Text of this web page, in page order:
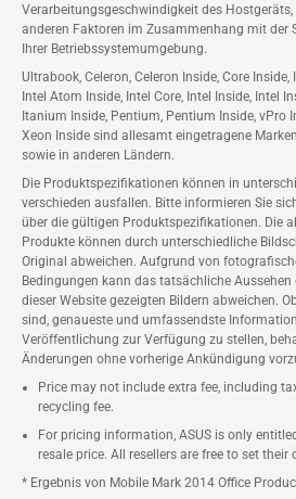
Verarbeitungsgeschwindigkeit des
anderen Faktoren im Zusammenhang mit der
Ihrer Betriebssystemumgebung.
Ultrabook, Celeron, Celeron Inside, Core
Intel Atom Inside, Intel Core, Intel Inside, Intel
Itanium Inside, Pentium, Pentium Inside, vPro
Xeon Inside sind allesamt eingetragene
sowie in anderen Ländern.
Die Produktspezifikationen können in
verschieden ausfallen. Bitte informieren Sie
über die gültigen Produktspezifikationen. Die
Produkte können durch unterschiedliche
Original abweichen. Aufgrund von
Bedingungen kann das tatsächliche
dieser Website gezeigten Bildern abweichen.
sind, genaueste und umfassendste
Veröffentlichung zur Verfügung zu stellen,
Änderungen ohne vorherige Ankündigung
Price may not include extra fee, including
recycling fee.
For pricing information, ASUS is only
resale price. All resellers are free to set their
* Ergebnis von Mobile Mark 2014 Office